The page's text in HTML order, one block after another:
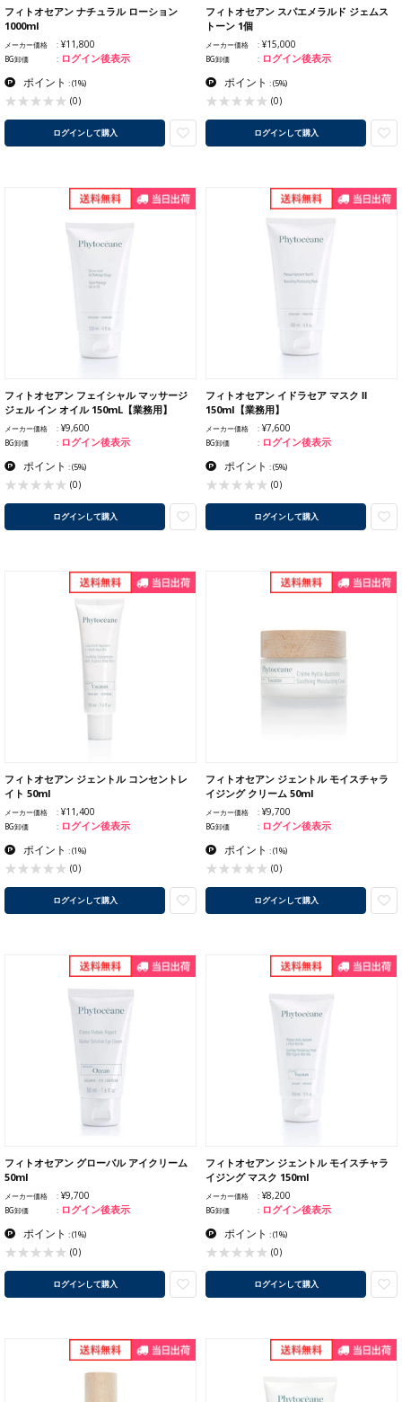
フィトオセアン ナチュラル ローション
1000ml
メーカー価格 ¥11,800
BG卸価 ログイン後表示
ポイント :(1%)
(0)
ログインして購入
フィトオセアン スパエメラルド ジェムス
トーン 1個
メーカー価格 ¥15,000
BG卸価 ログイン後表示
ポイント :(5%)
(0)
ログインして購入
フィトオセアン フェイシャル マッサージ
ジェル イン オイル 150mL【業務用】
メーカー価格 ¥9,600
BG卸価 ログイン後表示
ポイント :(5%)
(0)
ログインして購入
フィトオセアン イドラセア マスク Ⅱ
150ml【業務用】
メーカー価格 ¥7,600
BG卸価 ログイン後表示
ポイント :(5%)
(0)
ログインして購入
フィトオセアン ジェントル コンセントレ
イト 50ml
メーカー価格 ¥11,400
BG卸価 ログイン後表示
ポイント :(1%)
(0)
ログインして購入
フィトオセアン ジェントル モイスチャラ
イジング クリーム 50ml
メーカー価格 ¥9,700
BG卸価 ログイン後表示
ポイント :(1%)
(0)
ログインして購入
フィトオセアン グローバル アイクリーム
50ml
メーカー価格 ¥9,700
BG卸価 ログイン後表示
ポイント :(1%)
(0)
ログインして購入
フィトオセアン ジェントル モイスチャラ
イジング マスク 150ml
メーカー価格 ¥8,200
BG卸価 ログイン後表示
ポイント :(1%)
(0)
ログインして購入